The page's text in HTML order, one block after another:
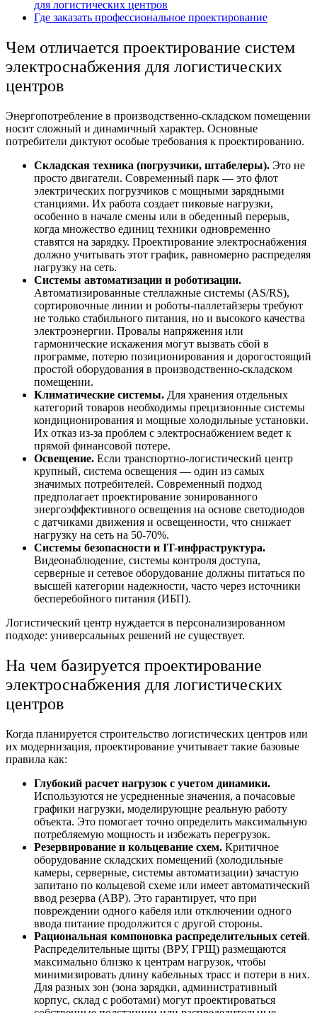
для логистических центров
Где заказать профессиональное проектирование
Чем отличается проектирование систем
электроснабжения для логистических
центров
Энергопотребление в производственно-складском помещении
носит сложный и динамичный характер. Основные
потребители диктуют особые требования к проектированию.
Складская техника (погрузчики, штабелеры). Это не
просто двигатели. Современный парк — это флот
электрических погрузчиков с мощными зарядными
станциями. Их работа создает пиковые нагрузки,
особенно в начале смены или в обеденный перерыв,
когда множество единиц техники одновременно
ставятся на зарядку. Проектирование электроснабжения
должно учитывать этот график, равномерно распределяя
нагрузку на сеть.
Системы автоматизации и роботизации.
Автоматизированные стеллажные системы (AS/RS),
сортировочные линии и роботы-паллетайзеры требуют
не только стабильного питания, но и высокого качества
электроэнергии. Провалы напряжения или
гармонические искажения могут вызвать сбой в
программе, потерю позиционирования и дорогостоящий
простой оборудования в производственно-складском
помещении.
Климатические системы. Для хранения отдельных
категорий товаров необходимы прецизионные системы
кондиционирования и мощные холодильные установки.
Их отказ из-за проблем с электроснабжением ведет к
прямой финансовой потере.
Освещение. Если транспортно-логистический центр
крупный, система освещения — один из самых
значимых потребителей. Современный подход
предполагает проектирование зонированного
энергоэффективного освещения на основе светодиодов
с датчиками движения и освещенности, что снижает
нагрузку на сеть на 50-70%.
Системы безопасности и IT-инфраструктура.
Видеонаблюдение, системы контроля доступа,
серверные и сетевое оборудование должны питаться по
высшей категории надежности, часто через источники
бесперебойного питания (ИБП).
Логистический центр нуждается в персонализированном
подходе: универсальных решений не существует.
На чем базируется проектирование
электроснабжения для логистических
центров
Когда планируется строительство логистических центров или
их модернизация, проектирование учитывает такие базовые
правила как:
Глубокий расчет нагрузок с учетом динамики.
Используются не усредненные значения, а почасовые
графики нагрузки, моделирующие реальную работу
объекта. Это помогает точно определить максимальную
потребляемую мощность и избежать перегрузок.
Резервирование и кольцевание схем. Критичное
оборудование складских помещений (холодильные
камеры, серверные, системы автоматизации) зачастую
запитано по кольцевой схеме или имеет автоматический
ввод резерва (АВР). Это гарантирует, что при
повреждении одного кабеля или отключении одного
ввода питание продолжится с другой стороны.
Рациональная компоновка распределительных сетей.
Распределительные щиты (ВРУ, ГРЩ) размещаются
максимально близко к центрам нагрузок, чтобы
минимизировать длину кабельных трасс и потери в них.
Для разных зон (зона зарядки, административный
корпус, склад с роботами) могут проектироваться